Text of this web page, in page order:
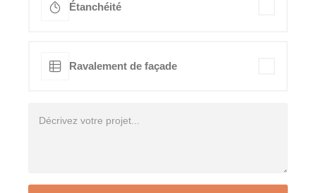
Étanchéité
Ravalement de façade